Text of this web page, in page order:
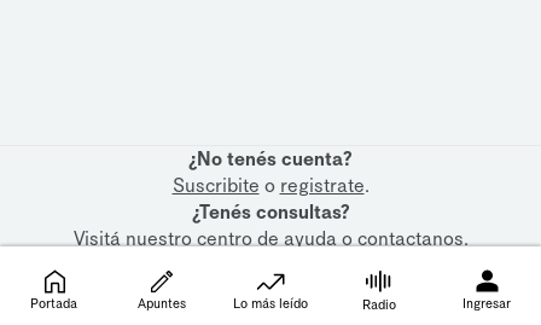
¿No tenés cuenta?
Suscribite o registrate.
¿Tenés consultas?
Visitá nuestrocentro de ayudaocontactanos.
Portada Apuntes Lo más leído Radio Ingresar